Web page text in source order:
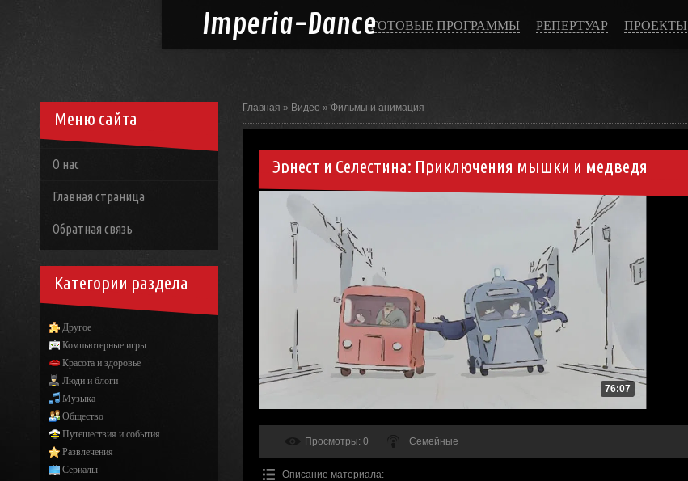
Imperia-DanceГОТОВЫЕ ПРОГРАММЫ РЕПЕРТУАР ПРОЕКТЫ
Главная » Видео » Фильмы и анимация
Эрнест и Селестина: Приключения мышки и медведя
76:07
Просмотры: 0 Семейные
Описание материала:
Меню сайта
О нас
Главная страница
Обратная связь
Категории раздела
Другое
Компьютерные игры
Красота и здоровье
Люди и блоги
Музыка
Общество
Путешествия и события
Развлечения
Сериалы